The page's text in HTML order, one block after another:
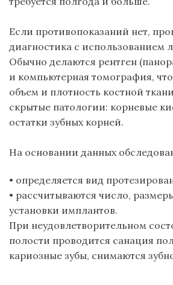
Если противопоказаний нет,
диагностика с использованием
Обычно делаются рентген (
и компьютерная томография,
объем и плотность костной
скрытые патологии: корневые
остатки зубных корней.
На основании данных
• определяется вид
• рассчитываются число,
установки имплантов.
При неудовлетворительном
полости проводится санация
кариозные зубы, снимаются